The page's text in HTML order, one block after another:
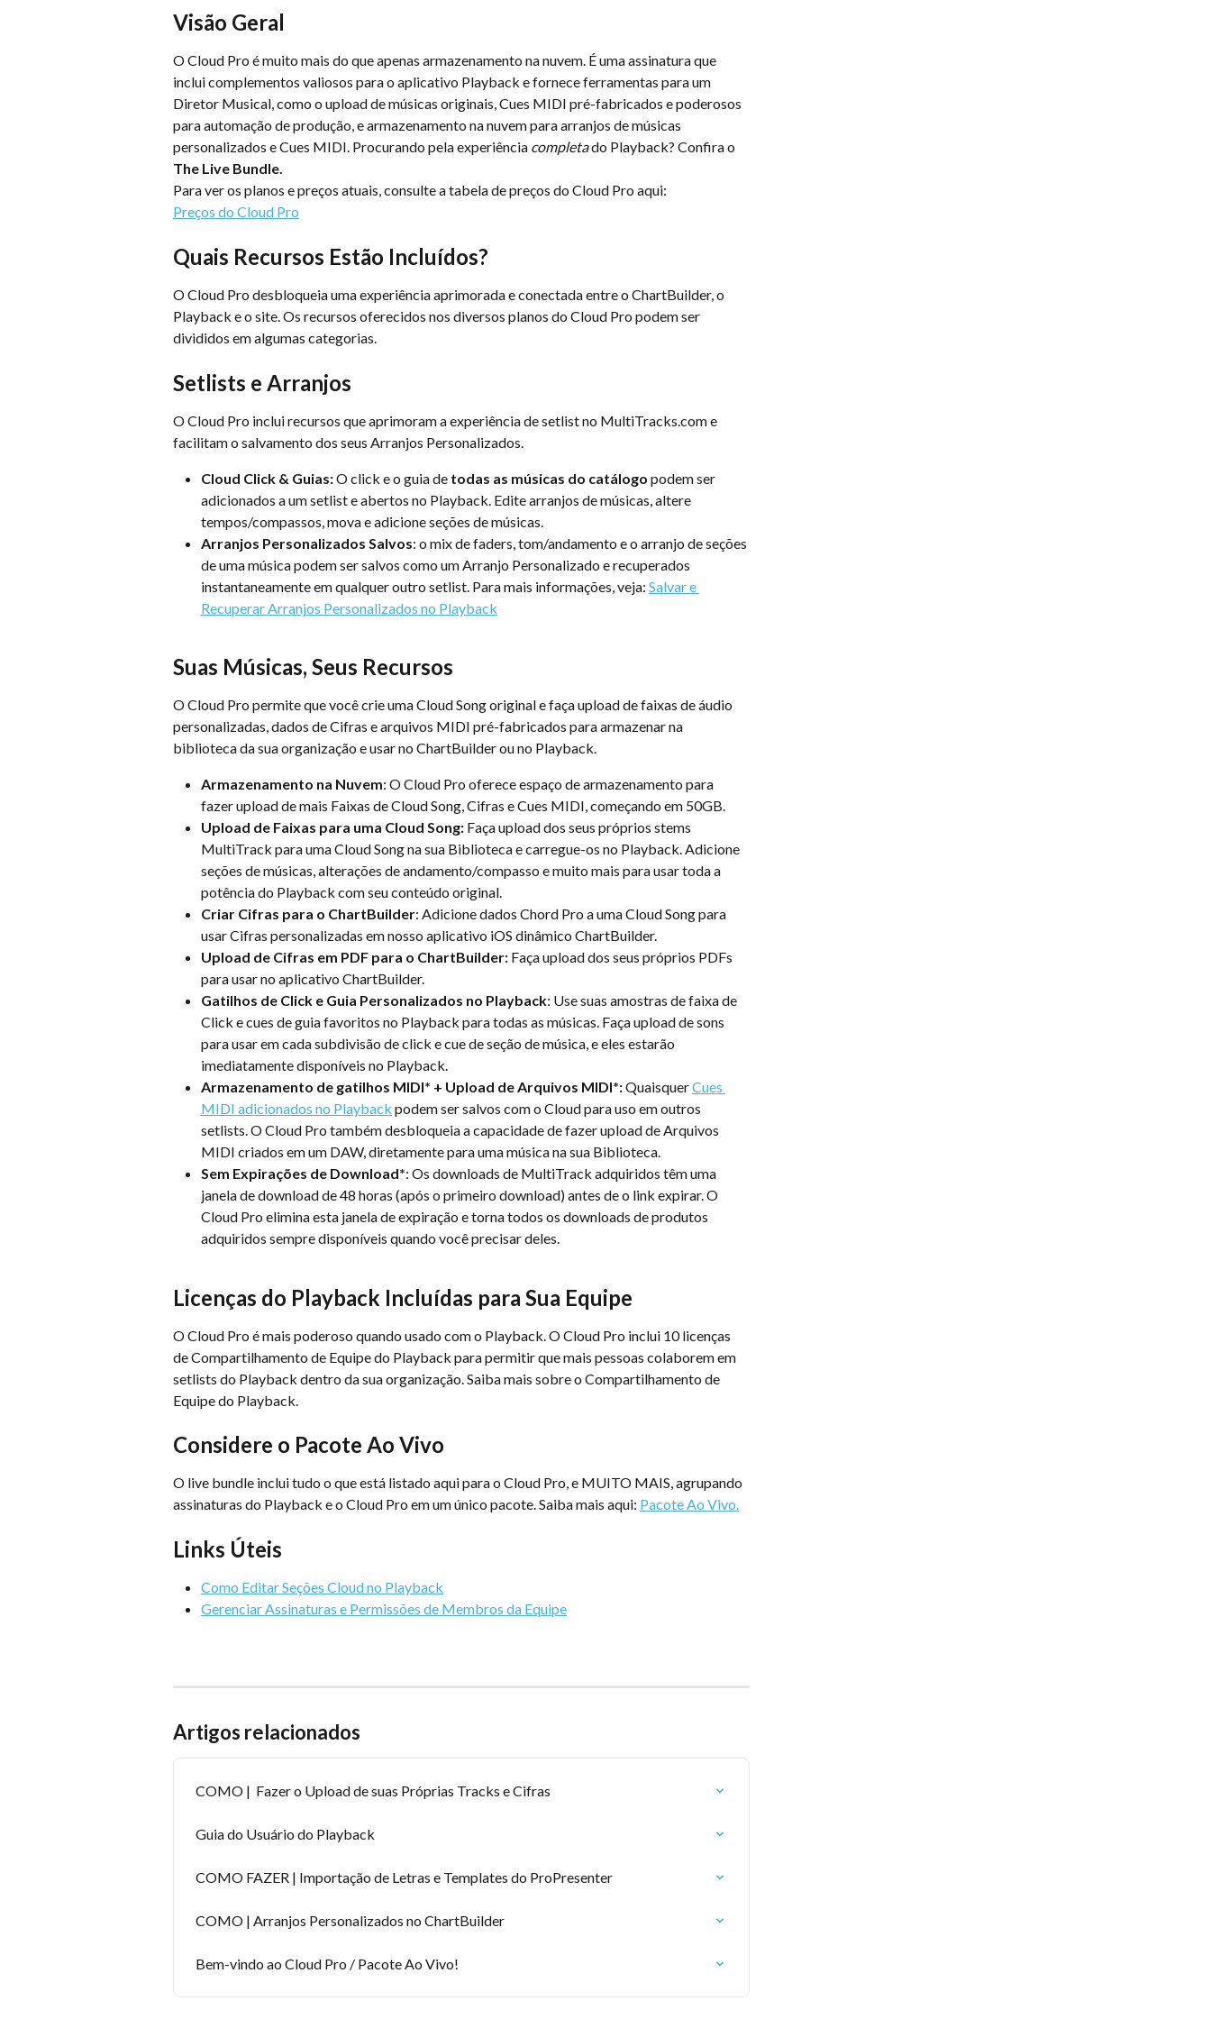
Visão Geral
O Cloud Pro é muito mais do que apenas armazenamento na nuvem. É uma assinatura que
inclui complementos valiosos para o aplicativo Playback e fornece ferramentas para um
Diretor Musical, como o upload de músicas originais, Cues MIDI pré-fabricados e poderosos
para automação de produção, e armazenamento na nuvem para arranjos de músicas
personalizados e Cues MIDI. Procurando pela experiência completa do Playback? Confira o
The Live Bundle.
Para ver os planos e preços atuais, consulte a tabela de preços do Cloud Pro aqui:
Preços do Cloud Pro
Quais Recursos Estão Incluídos?
O Cloud Pro desbloqueia uma experiência aprimorada e conectada entre o ChartBuilder, o
Playback e o site. Os recursos oferecidos nos diversos planos do Cloud Pro podem ser
divididos em algumas categorias.
Setlists e Arranjos
O Cloud Pro inclui recursos que aprimoram a experiência de setlist no MultiTracks.com e
facilitam o salvamento dos seus Arranjos Personalizados.
Cloud Click & Guias: O click e o guia de todas as músicas do catálogo podem ser
adicionados a um setlist e abertos no Playback. Edite arranjos de músicas, altere
tempos/compassos, mova e adicione seções de músicas.
Arranjos Personalizados Salvos: o mix de faders, tom/andamento e o arranjo de seções
de uma música podem ser salvos como um Arranjo Personalizado e recuperados
instantaneamente em qualquer outro setlist. Para mais informações, veja: Salvar e
Recuperar Arranjos Personalizados no Playback
Suas Músicas, Seus Recursos
O Cloud Pro permite que você crie uma Cloud Song original e faça upload de faixas de áudio
personalizadas, dados de Cifras e arquivos MIDI pré-fabricados para armazenar na
biblioteca da sua organização e usar no ChartBuilder ou no Playback.
Armazenamento na Nuvem: O Cloud Pro oferece espaço de armazenamento para
fazer upload de mais Faixas de Cloud Song, Cifras e Cues MIDI, começando em 50GB.
Upload de Faixas para uma Cloud Song: Faça upload dos seus próprios stems
MultiTrack para uma Cloud Song na sua Biblioteca e carregue-os no Playback. Adicione
seções de músicas, alterações de andamento/compasso e muito mais para usar toda a
potência do Playback com seu conteúdo original.
Criar Cifras para o ChartBuilder: Adicione dados Chord Pro a uma Cloud Song para
usar Cifras personalizadas em nosso aplicativo iOS dinâmico ChartBuilder.
Upload de Cifras em PDF para o ChartBuilder: Faça upload dos seus próprios PDFs
para usar no aplicativo ChartBuilder.
Gatilhos de Click e Guia Personalizados no Playback: Use suas amostras de faixa de
Click e cues de guia favoritos no Playback para todas as músicas. Faça upload de sons
para usar em cada subdivisão de click e cue de seção de música, e eles estarão
imediatamente disponíveis no Playback.
Armazenamento de gatilhos MIDI* + Upload de Arquivos MIDI*: Quaisquer Cues
MIDI adicionados no Playback podem ser salvos com o Cloud para uso em outros
setlists. O Cloud Pro também desbloqueia a capacidade de fazer upload de Arquivos
MIDI criados em um DAW, diretamente para uma música na sua Biblioteca.
Sem Expirações de Download*: Os downloads de MultiTrack adquiridos têm uma
janela de download de 48 horas (após o primeiro download) antes de o link expirar. O
Cloud Pro elimina esta janela de expiração e torna todos os downloads de produtos
adquiridos sempre disponíveis quando você precisar deles.
Licenças do Playback Incluídas para Sua Equipe
O Cloud Pro é mais poderoso quando usado com o Playback. O Cloud Pro inclui 10 licenças
de Compartilhamento de Equipe do Playback para permitir que mais pessoas colaborem em
setlists do Playback dentro da sua organização. Saiba mais sobre o Compartilhamento de
Equipe do Playback.
Considere o Pacote Ao Vivo
O live bundle inclui tudo o que está listado aqui para o Cloud Pro, e MUITO MAIS, agrupando
assinaturas do Playback e o Cloud Pro em um único pacote. Saiba mais aqui: Pacote Ao Vivo.
Links Úteis
Como Editar Seções Cloud no Playback
Gerenciar Assinaturas e Permissões de Membros da Equipe
Artigos relacionados
COMO |  Fazer o Upload de suas Próprias Tracks e Cifras
Guia do Usuário do Playback
COMO FAZER | Importação de Letras e Templates do ProPresenter
COMO | Arranjos Personalizados no ChartBuilder
Bem-vindo ao Cloud Pro / Pacote Ao Vivo!